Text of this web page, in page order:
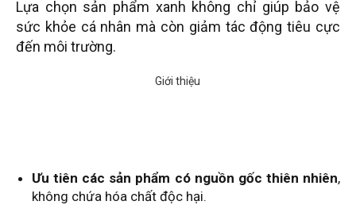
Lựa chọn sản phẩm xanh không chỉ giúp bảo vệ
sức khỏe cá nhân mà còn giảm tác động tiêu cực
đến môi trường.
Ưu tiên các sản phẩm có nguồn gốc thiên nhiên,
không chứa hóa chất độc hại.